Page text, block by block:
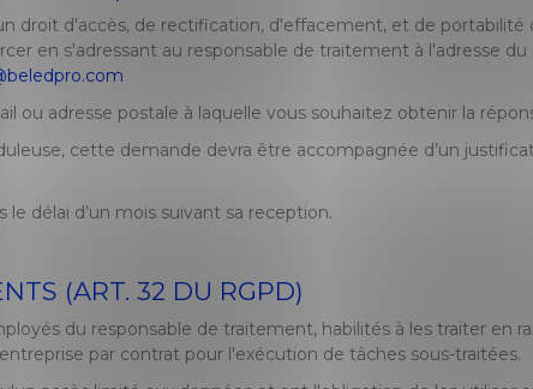
droit d'accès, de rectification, d'effacement, et de
en s'adressant au responsable de traitement à l'adresse du
ou adresse postale à laquelle vous souhaitez obtenir la
cette demande devra être accompagnée d’un
délai d’un mois suivant sa reception.
(ART. 32 DU RGPD)
du responsable de traitement, habilités à les traiter en
par contrat pour l'exécution de tâches sous-traitées.